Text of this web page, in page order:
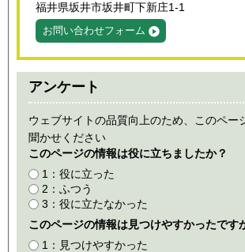
福井県坂井市坂井町下新庄1-1
お問い合わせフォーム
アンケート
ウェブサイトの品質向上のため、このペー
聞かせください
このページの情報は役に立ちましたか？
1：役に立った
2：ふつう
3：役に立たなかった
このページの情報は見つけやすかったです
1：見つけやすかった